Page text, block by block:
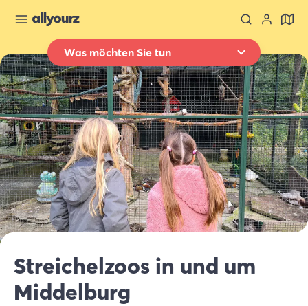
Was möchten Sie tun
Zurück zur Übersicht
Übernachten
Wo
Ganz Zeeland
Wann
Datum auswählen
Art der Unterkünft
Alle Arten
2 Gäste
Streichelzoos in und um
Middelburg